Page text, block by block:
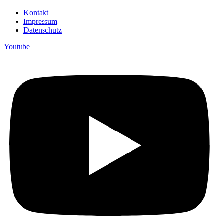
Kontakt
Impressum
Datenschutz
Youtube